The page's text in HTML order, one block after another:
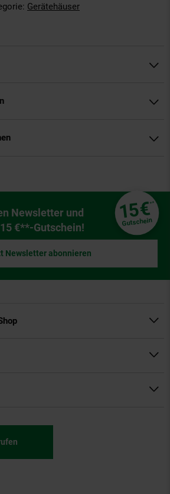
Gerätehäuser
Newsletter und
€**-Gutschein!
15€**
Gutschein
Newsletter abonnieren